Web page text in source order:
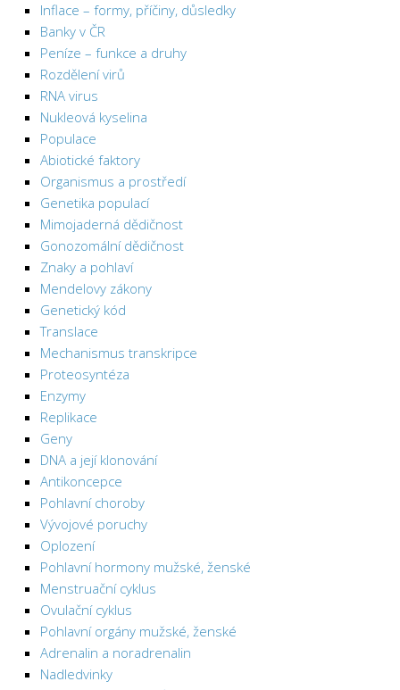
Inflace – formy, příčiny, důsledky
Banky v ČR
Peníze – funkce a druhy
Rozdělení virů
RNA virus
Nukleová kyselina
Populace
Abiotické faktory
Organismus a prostředí
Genetika populací
Mimojaderná dědičnost
Gonozomální dědičnost
Znaky a pohlaví
Mendelovy zákony
Genetický kód
Translace
Mechanismus transkripce
Proteosyntéza
Enzymy
Replikace
Geny
DNA a její klonování
Antikoncepce
Pohlavní choroby
Vývojové poruchy
Oplození
Pohlavní hormony mužské, ženské
Menstruační cyklus
Ovulační cyklus
Pohlavní orgány mužské, ženské
Adrenalin a noradrenalin
Nadledvinky